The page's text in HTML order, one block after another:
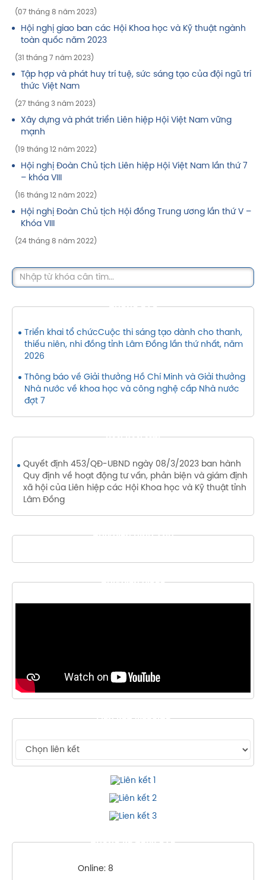
(07 tháng 8 năm 2023)
Hội nghị giao ban các Hội Khoa học và Kỹ thuật ngành
toàn quốc năm 2023
(31 tháng 7 năm 2023)
Tập hợp và phát huy trí tuệ, sức sáng tạo của đội ngũ trí
thức Việt Nam
(27 tháng 3 năm 2023)
Xây dựng và phát triển Liên hiệp Hội Việt Nam vững
mạnh
(19 tháng 12 năm 2022)
Hội nghị Đoàn Chủ tịch Liên hiệp Hội Việt Nam lần thứ 7
– khóa VIII
(16 tháng 12 năm 2022)
Hội nghị Đoàn Chủ tịch Hội đồng Trung ương lần thứ V –
Khóa VIII
(24 tháng 8 năm 2022)
THÔNG BÁO
Triển khai tổ chứcCuộc thi sáng tạo dành cho thanh,
thiếu niên, nhi đồng tỉnh Lâm Đồng lần thứ nhất, năm
2026
Thông báo về Giải thưởng Hồ Chí Minh và Giải thưởng
Nhà nước về khoa học và công nghệ cấp Nhà nước
đợt 7
VĂN BẢN MỚI
Quyết định 453/QĐ-UBND ngày 08/3/2023 ban hành
Quy định về hoạt động tư vấn, phản biện và giám định
xã hội của Liên hiệp các Hội Khoa học và Kỹ thuật tỉnh
Lâm Đồng
THƯ VIỆN HÌNH ẢNH
THƯ VIỆN VIDEO
LIÊN KẾT WEBSITE
THỐNG KÊ TRUY CẬP
Online: 8